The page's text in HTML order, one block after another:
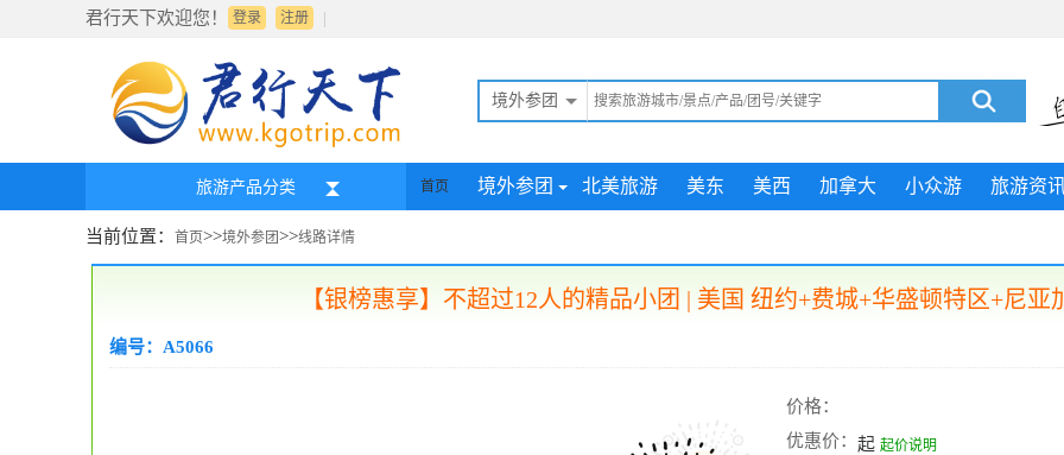
君行天下欢迎您！ 登录 |
注册
境外参团
旅游产品分类 首页 境外参团 北美旅游 美东 美西 加拿大 小众游 旅游资
当前位置： 首页>>境外参团>>线路详情
【银榜惠享】不超过12人的精品小团 | 美国 纽约+费城+华盛顿特区+尼
编号：A5066
价格：
优惠价： 起 起价说明